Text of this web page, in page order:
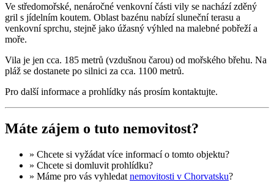
Ve středomořské, nenáročné venkovní části vily se nachází zděný
gril s jídelním koutem. Oblast bazénu nabízí sluneční terasu a
venkovní sprchu, stejně jako úžasný výhled na malebné pobřeží a
moře.
Vila je jen cca. 185 metrů (vzdušnou čarou) od mořského břehu. Na
pláž se dostanete po silnici za cca. 1100 metrů.
Pro další informace a prohlídky nás prosím kontaktujte.
Máte zájem o tuto nemovitost?
» Chcete si vyžádat více informacío tomto objektu?
» Chcete si domluvit prohlídku?
» Máme pro vás vyhledat nemovitosti v Chorvatsku?